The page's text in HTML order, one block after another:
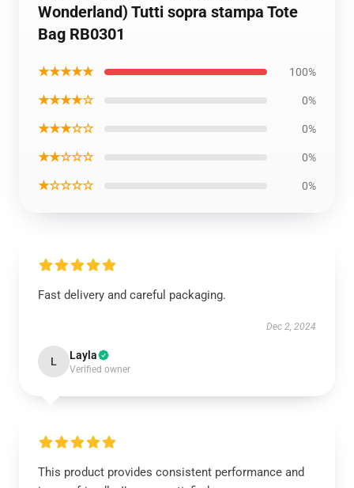
Wonderland) Tutti sopra stampa Tote
Bag RB0301
★★★★★ 100%
★★★★☆ 0%
★★★☆☆ 0%
★★☆☆☆ 0%
★☆☆☆☆ 0%
Fast delivery and careful packaging.
Dec 2, 2024
L Layla
Verified owner
This product provides consistent performance and